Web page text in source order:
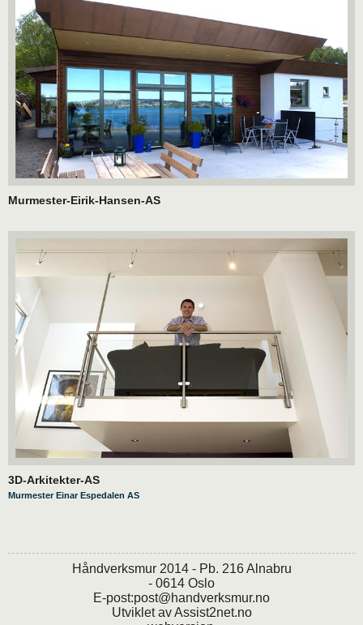
Murmester-Eirik-Hansen-AS
3D-Arkitekter-AS
Murmester Einar Espedalen AS
Håndverksmur 2014 - Pb. 216 Alnabru
- 0614 Oslo
E-post:post@handverksmur.no
Utviklet avAssist2net.no